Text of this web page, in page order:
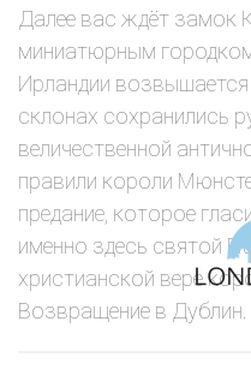
Далее вас ждёт замок
миниатюрным
Ирландии
склонах сохранились
величественной
правили короли
предание, которое
именно здесь святой
христианской вере
Возвращение в Дублин.